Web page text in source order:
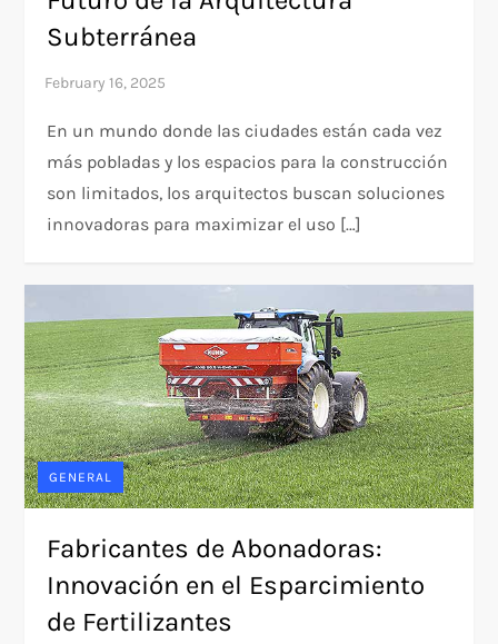
Subterránea
En un mundo donde las ciudades están cada vez
más pobladas y los espacios para la construcción
son limitados, los arquitectos buscan soluciones
innovadoras para maximizar el uso […]
GENERAL
Fabricantes de Abonadoras:
Innovación en el Esparcimiento
de Fertilizantes